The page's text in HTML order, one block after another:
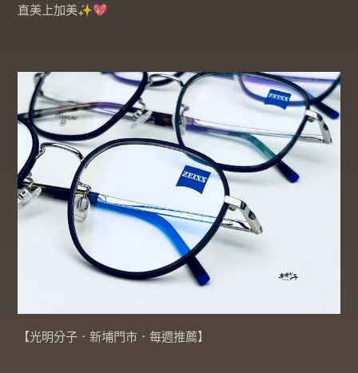
直美上加美✨💖
【光明分子．新埔門市．每週推薦】